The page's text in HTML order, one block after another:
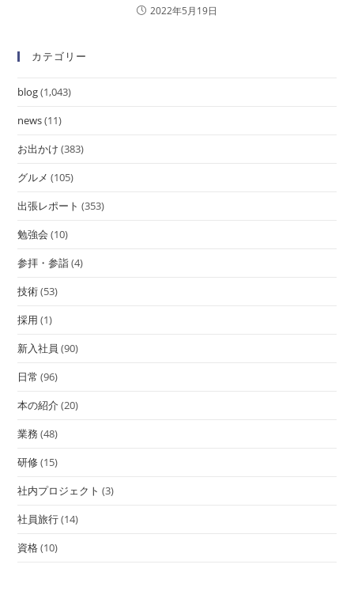
2022年5月19日
カテゴリー
blog(1,043)
news(11)
お出かけ (383)
グルメ (105)
出張レポート (353)
勉強会 (10)
参拝・参詣(4)
技術(53)
採用 (1)
新入社員 (90)
日常 (96)
本の紹介(20)
業務(48)
研修(15)
社内プロジェクト (3)
社員旅行(14)
資格(10)